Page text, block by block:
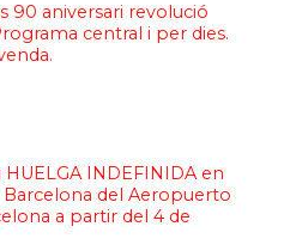
90 aniversari revolució
central i per dies.
HUELGA INDEFINIDA en
del Aeropuerto
a partir del 4 de